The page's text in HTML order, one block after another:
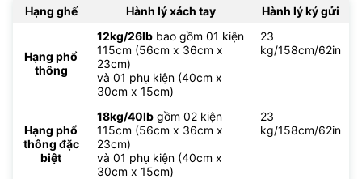
Hạng ghế Hành lý xách tay Hành lý ký gửi
Hạng phổ
thông
12kg/26lb bao gồm 01 kiện
115cm (56cm x 36cm x
23cm)
và 01 phụ kiện (40cm x
30cm x 15cm)
23
kg/158cm/62in
Hạng phổ
thông đặc
biệt
18kg/40lb gồm 02 kiện
115cm (56cm x 36cm x
23cm)
và 01 phụ kiện (40cm x
30cm x 15cm)
23
kg/158cm/62in